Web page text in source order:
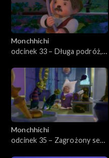
Monchhichi
odcinek 33 – Długa podróż,
Monchhichi
odcinek 35 – Zagrożony sen,